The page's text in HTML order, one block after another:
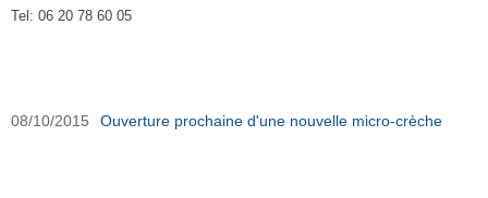
Tel: 06 20 78 60 05
08/10/2015
Ouverture prochaine d'une nouvelle micro-crèche